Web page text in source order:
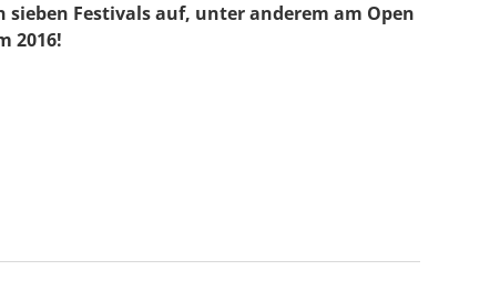
Festivals auf, unter anderem am Open
2016!